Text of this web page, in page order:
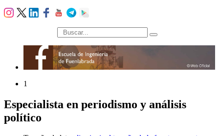
búsqueda
1
Especialista en periodismo y análisis
político